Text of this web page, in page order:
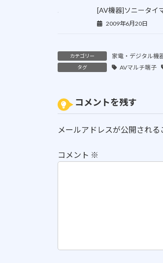
[AV機器]ソニータイ
2009年6月20日
カテゴリー 家電・デジタル機
タグ AVマルチ端子
コメントを残す
メールアドレスが公開される
コメント ※